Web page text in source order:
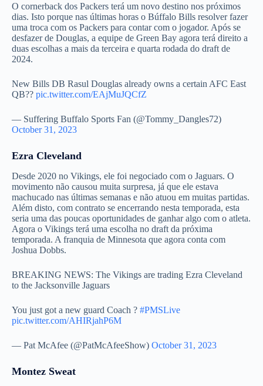
O cornerback dos Packers terá um novo destino nos próximos
dias. Isto porque nas últimas horas o Búffalo Bills resolver fazer
uma troca com os Packers para contar com o jogador. Após se
desfazer de Douglas, a equipe de Green Bay agora terá direito a
duas escolhas a mais da terceira e quarta rodada do draft de
2024.
New Bills DB Rasul Douglas already owns a certain AFC East
QB?? pic.twitter.com/EAjMuJQCfZ
— Suffering Buffalo Sports Fan (@Tommy_Dangles72)
October 31, 2023
Ezra Cleveland
Desde 2020 no Vikings, ele foi negociado com o Jaguars. O
movimento não causou muita surpresa, já que ele estava
machucado nas últimas semanas e não atuou em muitas partidas.
Além disto, com contrato se encerrando nesta temporada, esta
seria uma das poucas oportunidades de ganhar algo com o atleta.
Agora o Vikings terá uma escolha no draft da próxima
temporada. A franquia de Minnesota que agora conta com
Joshua Dobbs.
BREAKING NEWS: The Vikings are trading Ezra Cleveland
to the Jacksonville Jaguars
You just got a new guard Coach ? #PMSLive
pic.twitter.com/AHIRjahP6M
— Pat McAfee (@PatMcAfeeShow) October 31, 2023
Montez Sweat